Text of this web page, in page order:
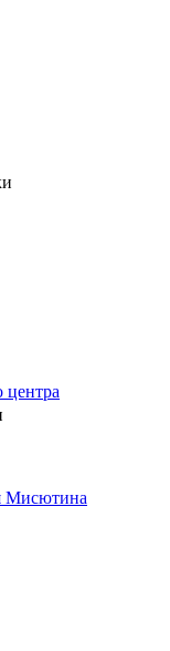
центра
Мисютина